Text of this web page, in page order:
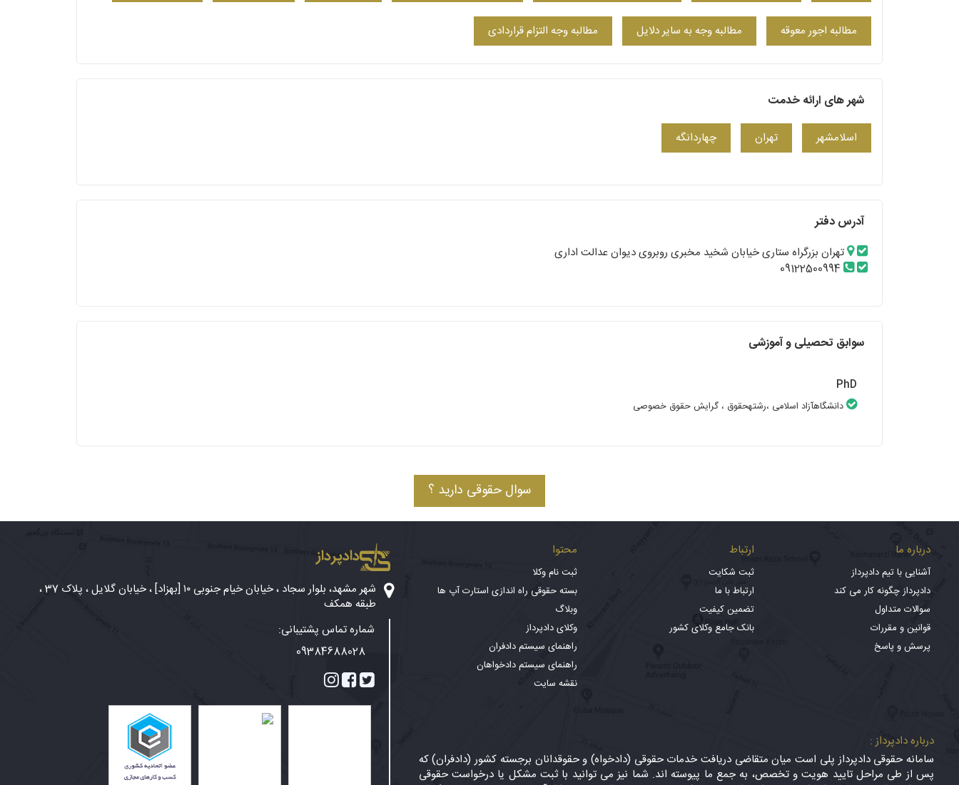
مطالبه اجور معوقه مطالبه وجه به سایر دلایل مطالبه وجه التزام قراردادی
شهر های ارائه خدمت
اسلامشهر تهران چهاردانگه
آدرس دفتر
تهران بزرگراه ستاری خیابان شخید مخبری روبروی دیوان عدالت اداری
09122500994
سوابق تحصیلی و آموزشی
PhD
دانشگاهآزاد اسلامی ،رشتهحقوق ، گرایش حقوق خصوصی
سوال حقوقی دارید ؟
درباره ما
آشنایی با تیم دادپرداز
دادپرداز چگونه کار می کند
سوالات متداول
قوانین و مقررات
پرسش و پاسخ
ارتباط
ثبت شکایت
ارتباط با ما
تضمین کیفیت
بانک جامع وکلای کشور
محتوا
ثبت نام وکلا
بسته حقوقی راه اندازی استارت آپ ها
وبلاگ
وکلای دادپرداز
راهنمای سیستم دادفران
راهنمای سیستم دادخواهان
نقشه سایت
درباره دادپرداز :
سامانه حقوقی دادپرداز پلی است میان متقاضی دریافت خدمات حقوقی (دادخواه) و حقوقدانان برجسته کشور (دادفران) که
پس از طی مراحل تایید هویت و تخصص، به جمع ما پیوسته اند. شما نیز می توانید با ثبت مشکل یا درخواست حقوقی
دادپرداز
شهر مشهد، بلوار سجاد ، خیابان خیام جنوبی ۱۰ [بهزاد] ، خیابان گلایل ، پلاک 37 ،
طبقه همکف
شماره تماس پشتیبانی:
09384688028